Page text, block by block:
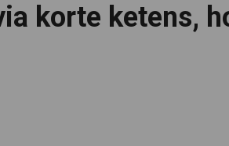
korte ketens,